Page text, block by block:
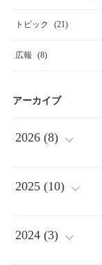
トピック (21)
広報 (8)
アーカイブ
2026 (8)
(2)
2025 (10)
(2)
2024 (3)